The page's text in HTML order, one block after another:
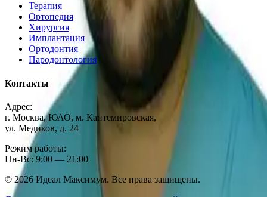
Терапия
Ортопедия
Хирургия
Имплантация
Ортодонтия
Пародонтология
Контакты
Адрес:
г. Москва, ЮАО, м. Кантемировская,
ул. Медиков, д. 24
Режим работы:
Пн-Вс: 9:00 — 21:00
© 2026 Идеал Максимум. Все права защищены.